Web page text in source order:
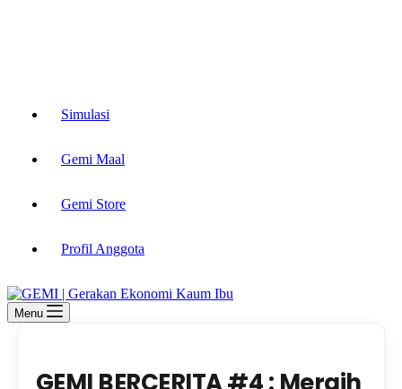
Simulasi
Gemi Maal
Gemi Store
Profil Anggota
Menu